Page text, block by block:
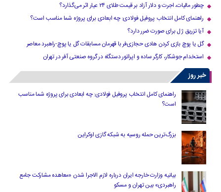
چطور مالیات، اجرت و دلار آزاد بر قیمت طلای ۲۴ عیار اثر می‌گذارد؟
راهنمای کامل انتخاب پروفیل فولادی: چه ابعادی برای پروژه شما مناسب است؟
آیا تزریق ژل برای صورت ضرر دارد​؟
گل یا پوچ بازی کردن هادی حجازی‌فر با قهرمان مسابقات گل یا پوچ-راهبرد معاصر
استخدام جوشکار، کارگر ساده و اپراتور دستگاه در گروه صنعتی آفر در تهران
خبر روز
راهنمای کامل انتخاب پروفیل فولادی: چه ابعادی برای پروژه شما مناسب
است؟
بزرگ‌ترین حمله روسیه به شبکه گازی اوکراین
بیانیه وزارت خارجه ایران درباره لازم‌ الاجرا شدن «معاهده مشارکت جامع
راهبردی» بین تهران و مسکو